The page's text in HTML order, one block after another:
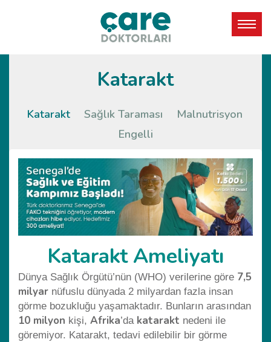
Katarakt
Katarakt Sağlık Taraması
Malnutrisyon
Engelli
Katarakt Ameliyatı
Dünya Sağlık Örgütü’nün (WHO) verilerine göre 7,5
milyar nüfuslu dünyada 2 milyardan fazla insan
görme bozukluğu yaşamaktadır. Bunların arasından
10 milyon kişi, Afrika’da katarakt nedeni ile
göremiyor. Katarakt, tedavi edilebilir bir görme